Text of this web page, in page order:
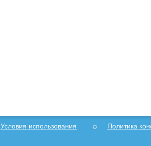
Условия использования Политика